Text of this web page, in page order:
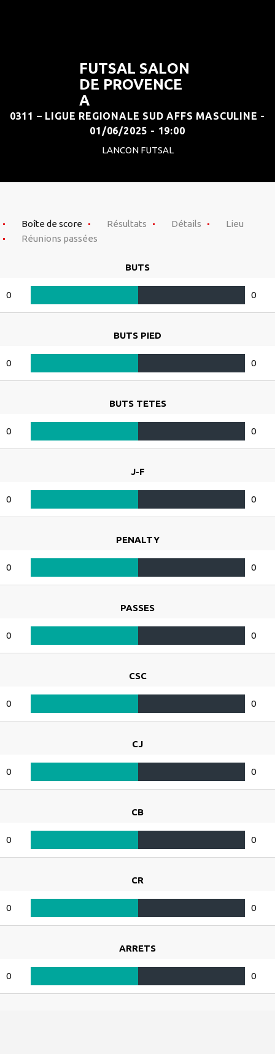
FUTSAL SALON
DE PROVENCE
A
0311 – LIGUE REGIONALE SUD AFFS MASCULINE -
01/06/2025 - 19:00
LANCON FUTSAL
Boîte de score Résultats Détails
Lieu
Réunions passées
BUTS
0 0
BUTS PIED
0 0
BUTS TETES
0 0
J-F
0 0
PENALTY
0 0
PASSES
0 0
CSC
0 0
CJ
0 0
CB
0 0
CR
0 0
ARRETS
0 0